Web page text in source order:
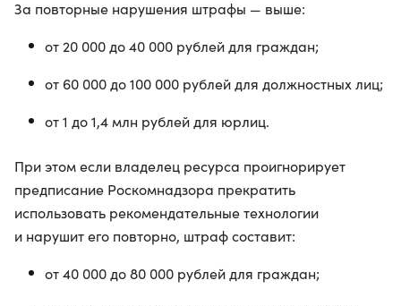
За повторные нарушения штрафы — выше:
от 20 000 до 40 000 рублей для граждан;
от 60 000 до 100 000 рублей для должностных лиц;
от 1 до 1,4 млн рублей для юрлиц.
При этом если владелец ресурса проигнорирует
предписание Роскомнадзора прекратить
использовать рекомендательные технологии
и нарушит его повторно, штраф составит:
от 40 000 до 80 000 рублей для граждан;